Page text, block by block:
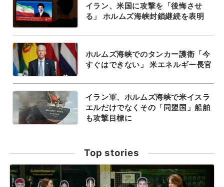
イラン、米国に攻撃を「後悔させ
る」 ホルムズ海峡封鎖継続を表明
ホルムズ海峡でのタンカー護衛「今
すぐはできない」 米エネルギー長官
イラン軍、ホルムズ海峡で米イスラ
エルだけでなくその「同盟国」船舶
も攻撃目標に
Top stories